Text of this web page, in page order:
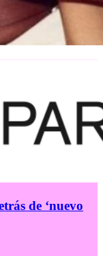
de ‘nuevo